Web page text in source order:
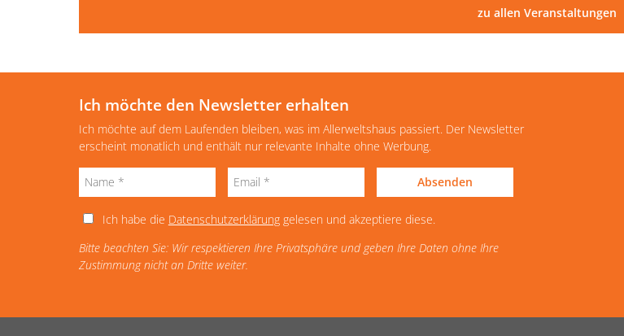
zu allen Veranstaltungen
Ich möchte den Newsletter erhalten
Ich möchte auf dem Laufenden bleiben, was im Allerweltshaus passiert. Der Newsletter
erscheint monatlich und enthält nur relevante Inhalte ohne Werbung.
Absenden
Ich habe die Datenschutzerklärunggelesen und akzeptiere diese.
Bitte beachten Sie: Wir respektieren Ihre Privatsphäre und geben Ihre Daten ohne Ihre
Zustimmung nicht an Dritte weiter.